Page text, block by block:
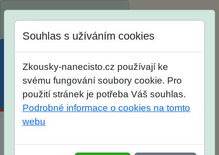
Menu Účet Košík
Souhlas s užíváním cookies
Zkousky-nanecisto.cz používají ke
svému fungování soubory cookie. Pro
použití stránek je potřeba Váš souhlas.
Podrobné informace o cookies na tomto
webu